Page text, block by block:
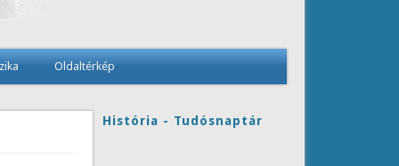
Oldaltérkép
História - Tudósnaptár